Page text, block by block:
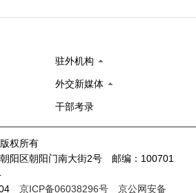
驻外机构
外交新媒体
干部考录
权所有
阳区朝阳门南大街2号 邮编：100701
京ICP备06038296号 京公网安备